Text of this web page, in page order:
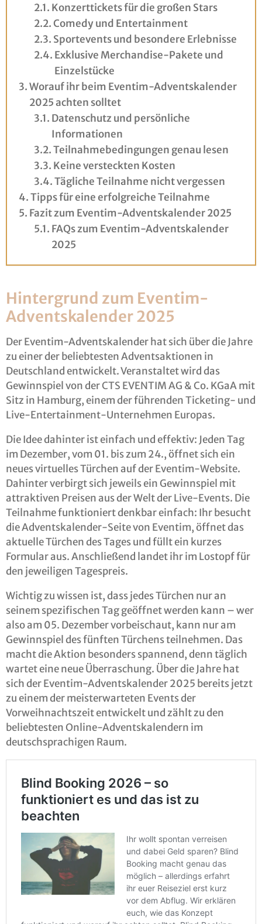
Konzerttickets für die großen Stars
Comedy und Entertainment
Sportevents und besondere Erlebnisse
Exklusive Merchandise-Pakete und
Einzelstücke
Worauf ihr beim Eventim-Adventskalender
2025 achten solltet
Datenschutz und persönliche
Informationen
Teilnahmebedingungen genau lesen
Keine versteckten Kosten
Tägliche Teilnahme nicht vergessen
Tipps für eine erfolgreiche Teilnahme
Fazit zum Eventim-Adventskalender 2025
FAQs zum Eventim-Adventskalender
2025
Hintergrund zum Eventim-
Adventskalender 2025
Der Eventim-Adventskalender hat sich über die Jahre
zu einer der beliebtesten Adventsaktionen in
Deutschland entwickelt. Veranstaltet wird das
Gewinnspiel von der CTS EVENTIM AG & Co. KGaA mit
Sitz in Hamburg, einem der führenden Ticketing- und
Live-Entertainment-Unternehmen Europas.
Die Idee dahinter ist einfach und effektiv: Jeden Tag
im Dezember, vom 01. bis zum 24., öffnet sich ein
neues virtuelles Türchen auf der Eventim-Website.
Dahinter verbirgt sich jeweils ein Gewinnspiel mit
attraktiven Preisen aus der Welt der Live-Events. Die
Teilnahme funktioniert denkbar einfach: Ihr besucht
die Adventskalender-Seite von Eventim, öffnet das
aktuelle Türchen des Tages und füllt ein kurzes
Formular aus. Anschließend landet ihr im Lostopf für
den jeweiligen Tagespreis.
Wichtig zu wissen ist, dass jedes Türchen nur an
seinem spezifischen Tag geöffnet werden kann – wer
also am 05. Dezember vorbeischaut, kann nur am
Gewinnspiel des fünften Türchens teilnehmen. Das
macht die Aktion besonders spannend, denn täglich
wartet eine neue Überraschung. Über die Jahre hat
sich der Eventim-Adventskalender 2025 bereits jetzt
zu einem der meisterwarteten Events der
Vorweihnachtszeit entwickelt und zählt zu den
beliebtesten Online-Adventskalendern im
deutschsprachigen Raum.